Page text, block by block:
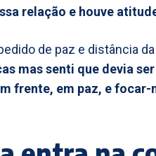
relação e houve
de paz e distância
mas senti que devia
frente, em paz, e